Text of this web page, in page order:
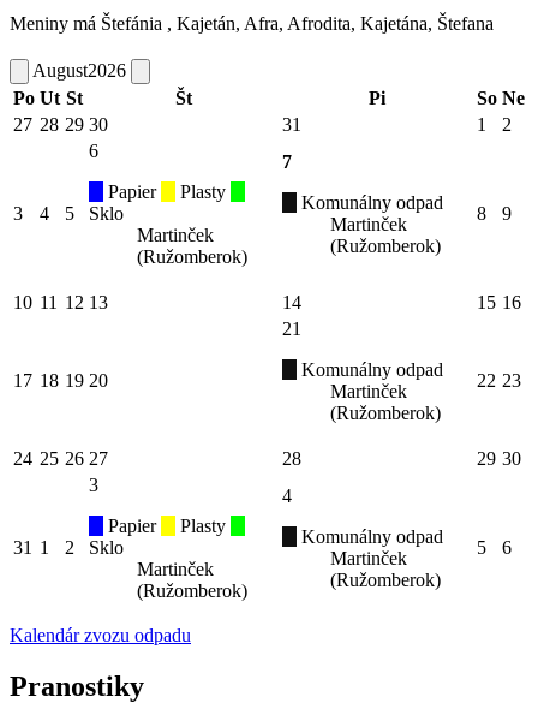
Meniny má Štefánia , Kajetán, Afra, Afrodita, Kajetána, Štefana
August2026
Po Ut St Št Pi So Ne
27 28 29 30 31 1 2
3 4 5
6
Papier
Plasty
Sklo
Martinček
(Ružomberok)
7
Komunálny odpad
Martinček
(Ružomberok)
8 9
10 11 12 13 14 15 16
17 18 19 20
21
Komunálny odpad
Martinček
(Ružomberok)
22 23
24 25 26 27 28 29 30
31 1 2
3
Papier
Plasty
Sklo
Martinček
(Ružomberok)
4
Komunálny odpad
Martinček
(Ružomberok)
5 6
Kalendár zvozu odpadu
Pranostiky